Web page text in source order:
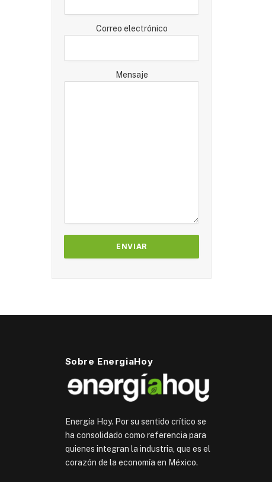
Correo electrónico
Mensaje
Sobre EnergiaHoy
Energía Hoy. Por su sentido crítico se
ha consolidado como referencia para
quienes integran la industria, que es el
corazón de la economía en México.